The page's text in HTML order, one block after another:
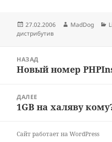
Опубликовано
27.02.2006 Автор
MadDog
дистрибутив
записям
НАЗАД
Предыдущая
Новый номер
ДАЛЕЕ
Следующая
1GB на халяву
Сайт работает на WordPress